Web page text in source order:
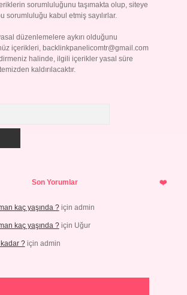
sorumluluğunu taşımakta olup, siteye
sorumluluğu kabul etmiş sayılırlar.
düzenlemelere aykırı olduğunu
içerikleri, backlinkpanelicomtr@gmail.com
halinde, ilgili içerikler yasal süre
kaldırılacaktır.
Son Yorumlar
kaç yaşında ?için admin
kaç yaşında ?için Uğur
?için admin